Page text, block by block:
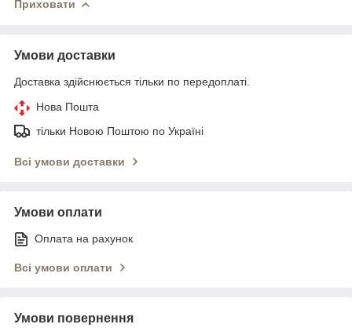
Приховати
Умови доставки
Доставка здійснюється тільки по передоплаті.
Нова Пошта
тільки Новою Поштою по Україні
Всі умови доставки
Умови оплати
Оплата на рахунок
Всі умови оплати
Умови повернення